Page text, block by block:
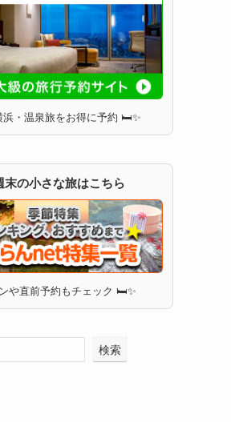
浜・温泉旅をお得に予約 🛏✨
末の小さな旅はこちら
や直前予約もチェック 🛏✨
検索